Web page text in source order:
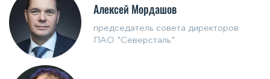
Алексей Мордашов
председатель совета директоров
ПАО "Северсталь"